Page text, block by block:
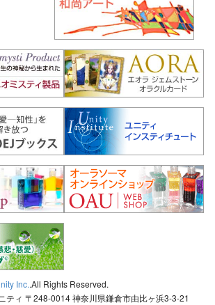
Inc..All Rights Reserved.
ティ 〒248-0014 神奈川県鎌倉市由比ヶ浜3-3-21